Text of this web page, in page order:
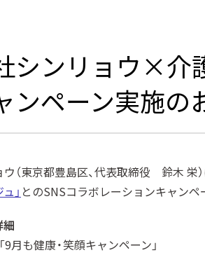
シンリョウ×介
ンペーン実施の
（東京都豊島区、代表取締役 鈴木 栄
」 とのSNSコラボレーションキャンペ
9月も健康・笑顔キャンペーン」